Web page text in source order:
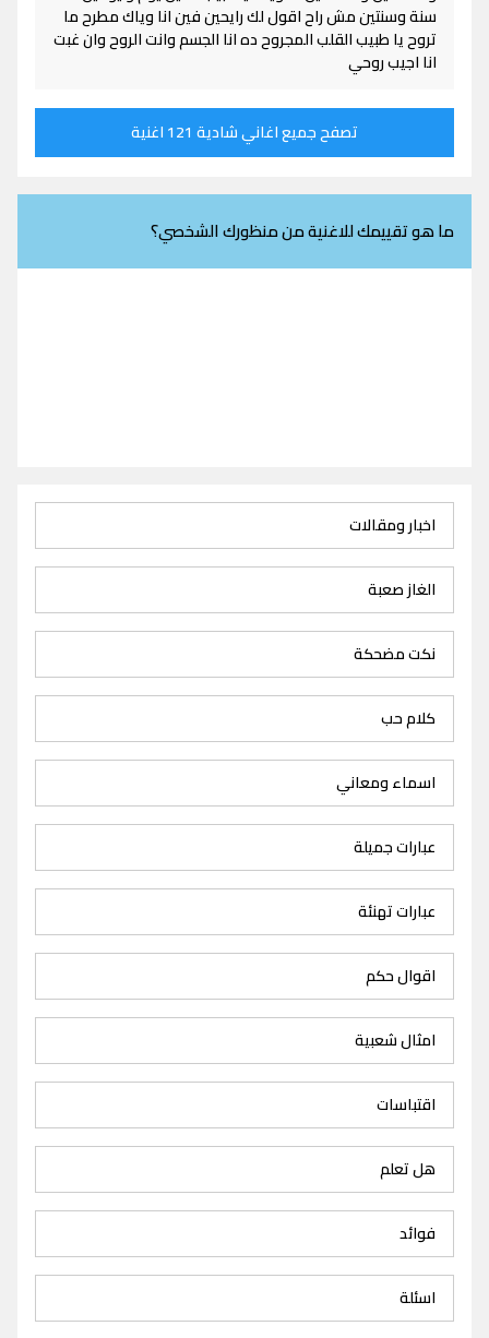
سنة وسنتين مش راح اقول لك رايحين فين انا وياك مطرح ما
تروح يا طبيب القلب المجروح ده انا الجسم وانت الروح وان غبت
انا اجيب روحي
تصفح جميع اغاني شادية 121 اغنية
ما هو تقييمك للاغنية من منظورك الشخصي؟
اخبار ومقالات
الغاز صعبة
نكت مضحكة
كلام حب
اسماء ومعاني
عبارات جميلة
عبارات تهنئة
اقوال حكم
امثال شعبية
اقتباسات
هل تعلم
فوائد
اسئلة